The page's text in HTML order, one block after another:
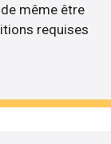
même être
requises